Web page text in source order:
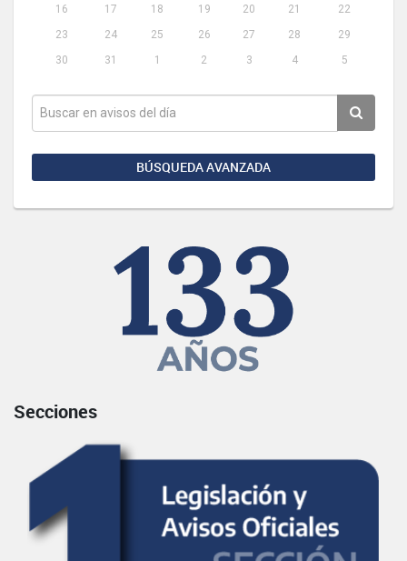
16
17 18 19 20 21
22
23
24 25 26 27 28
29
30
31 1 2 3 4 5
BÚSQUEDA AVANZADA
Secciones